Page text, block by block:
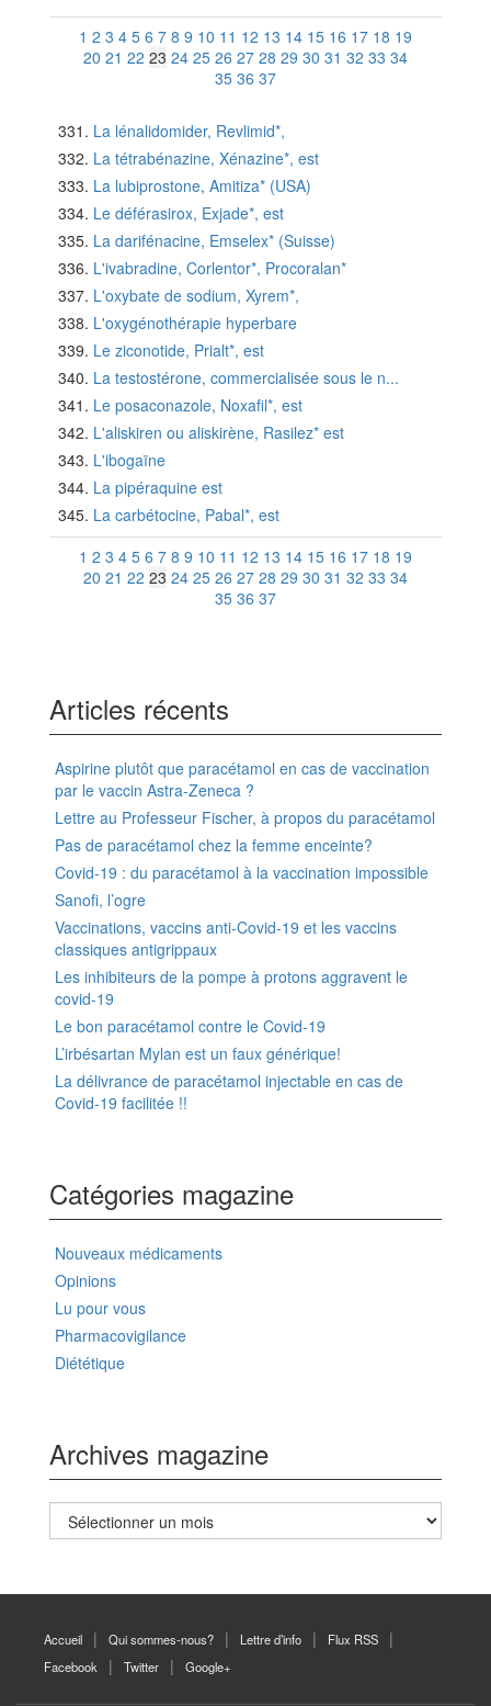
1 2 3 4 5 6 7 8 9 10 11 12 13 14 15 16 17 18 19
20 21 22 23 24 25 26 27 28 29 30 31 32 33 34
35 36 37
La lénalidomider, Revlimid*,
La tétrabénazine, Xénazine*, est
La lubiprostone, Amitiza* (USA)
Le déférasirox, Exjade*, est
La darifénacine, Emselex* (Suisse)
L'ivabradine, Corlentor*, Procoralan*
L'oxybate de sodium, Xyrem*,
L'oxygénothérapie hyperbare
Le ziconotide, Prialt*, est
La testostérone, commercialisée sous le n...
Le posaconazole, Noxafil*, est
L'aliskiren ou aliskirène, Rasilez* est
L'ibogaïne
La pipéraquine est
La carbétocine, Pabal*, est
1 2 3 4 5 6 7 8 9 10 11 12 13 14 15 16 17 18 19
20 21 22 23 24 25 26 27 28 29 30 31 32 33 34
35 36 37
Articles récents
Aspirine plutôt que paracétamol en cas de vaccination
par le vaccin Astra-Zeneca ?
Lettre au Professeur Fischer, à propos du paracétamol
Pas de paracétamol chez la femme enceinte?
Covid-19 : du paracétamol à la vaccination impossible
Sanofi, l’ogre
Vaccinations, vaccins anti-Covid-19 et les vaccins
classiques antigrippaux
Les inhibiteurs de la pompe à protons aggravent le
covid-19
Le bon paracétamol contre le Covid-19
L’irbésartan Mylan est un faux générique!
La délivrance de paracétamol injectable en cas de
Covid-19 facilitée !!
Catégories magazine
Nouveaux médicaments
Opinions
Lu pour vous
Pharmacovigilance
Diététique
Archives magazine
Archives
magazine
Accueil Qui sommes-nous? Lettre d’info
Flux RSS
Facebook
Twitter Google+